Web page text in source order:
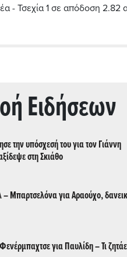
- Τσεχία 1 σε απόδοση 2.82
Ειδήσεων
την υπόσχεσή του για τον Γιάννη
στη Σκιάθο
Μπαρτσελόνα για Αραούχο,
για Παυλίδη – Τι